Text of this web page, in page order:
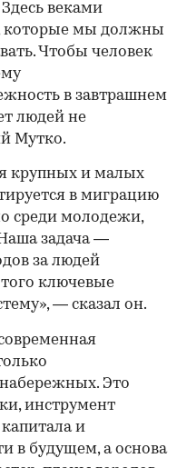
веками
которые мы должны
Чтобы человек
в завтрашнем
людей не
Мутко.
крупных и малых
в миграцию
среди молодежи,
задача —
за людей
ключевые
— сказал он.
набережных. Это
инструмент
и
в будущем, а основа